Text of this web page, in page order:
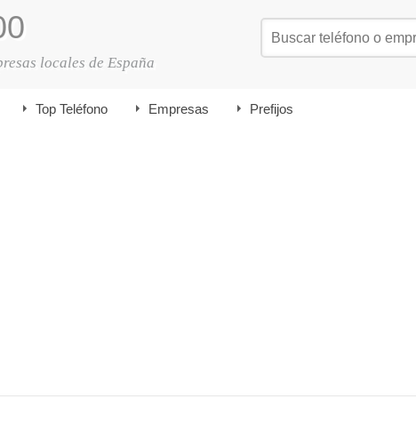
locales de España
Top Teléfono Empresas Prefijos